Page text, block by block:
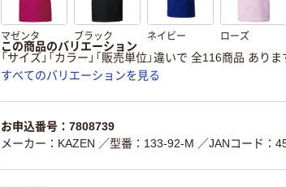
マゼンタ ブラック ネイビー ローズ
この商品のバリエーション
「サイズ」「カラー」「販売単位」違いで 全116商品 ありま
すべてのバリエーションを見る
お申込番号：7808739
メーカー：KAZEN ／型番：133-92-M ／JANコード：